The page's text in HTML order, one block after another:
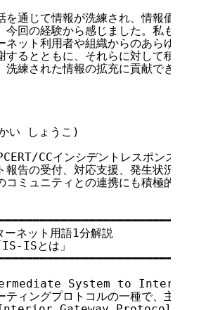
を通じて情報が洗練され、情報価値が
今回の経験から感じました。私も情報
ネット利用者や組織からのあらゆる制
するとともに、それらに対して積極的
洗練された情報の拡充に貢献できればと
い しょうこ)
CCインシデントレスポンスグル
報告の受付、対応支援、発生状況の把
コミュニティとの連携にも積極的に取り
ーネット用語1分解説
ISとは」
System to Intermediate
ティングプロトコルの一種で、主にAS